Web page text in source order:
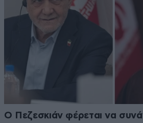
Ο Πεζεσκιάν φέρεται να